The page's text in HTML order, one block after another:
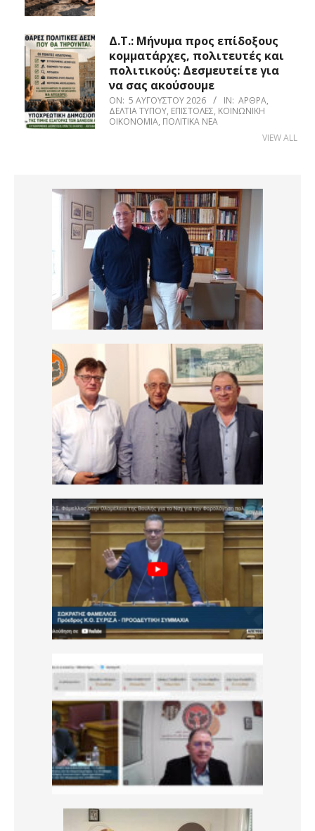
Δ.Τ.: Μήνυμα προς επίδοξους
κομματάρχες, πολιτευτές και
πολιτικούς: Δεσμευτείτε για
να σας ακούσουμε
ON: 5 ΑΥΓΟΎΣΤΟΥ 2026 IN: ΆΡΘΡΑ,
ΔΕΛΤΊΑ ΤΎΠΟΥ, ΕΠΙΣΤΟΛΈΣ, ΚΟΙΝΩΝΙΚΉ
ΟΙΚΟΝΟΜΊΑ, ΠΟΛΙΤΙΚΆ ΝΈΑ
VIEW ALL